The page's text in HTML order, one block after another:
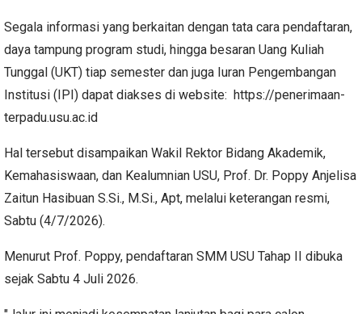
Segala informasi yang berkaitan dengan tata cara pendaftaran,
daya tampung program studi, hingga besaran Uang Kuliah
Tunggal (UKT) tiap semester dan juga Iuran Pengembangan
Institusi (IPI) dapat diakses di website: https://penerimaan-
terpadu.usu.ac.id
Hal tersebut disampaikan Wakil Rektor Bidang Akademik,
Kemahasiswaan, dan Kealumnian USU, Prof. Dr. Poppy Anjelisa
Zaitun Hasibuan S.Si., M.Si., Apt, melalui keterangan resmi,
Sabtu (4/7/2026).
Menurut Prof. Poppy, pendaftaran SMM USU Tahap II dibuka
sejak Sabtu 4 Juli 2026.